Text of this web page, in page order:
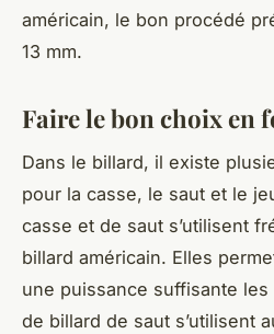
américain, le bon procédé
13 mm.
Faire le bon choix en
Dans le billard, il existe
pour la casse, le saut et le
casse et de saut s’utilisent
billard américain. Elles
une puissance suffisante
de billard de saut s’utilisent